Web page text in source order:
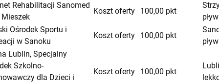
Rehabilitacji Sanomed
Koszt oferty 100,00 pkt
Ośrodek Sportu i
w Sanoku
Koszt oferty 100,00 pkt
Lublin, Specjalny
Szkolno-
dla Dzieci i
Koszt oferty 100,00 pkt